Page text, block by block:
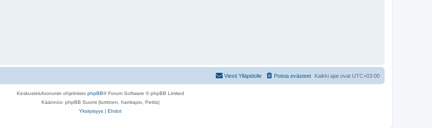
Kaikki ajat ovat UTC+03:00
Poista evästeet
Viesti Ylläpidolle
Keskustelufoorumin ohjelmisto phpBB® Forum Software © phpBB Limited
Käännös: phpBB Suomi (lurttinen, harritapio, Pettis)
Yksityisyys | Ehdot